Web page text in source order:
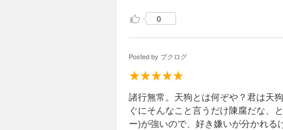
0
Posted by ブクログ
諸行無常。天狗とは何ぞや？君は天
ぐにそんなこと言うだけ陳腐だな、
ー)が強いので、好き嫌いが分かれる